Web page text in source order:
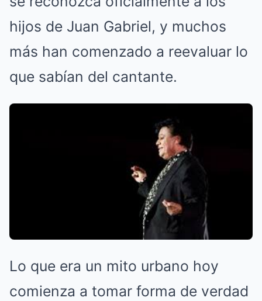
hijos de Juan Gabriel, y muchos
más han comenzado a reevaluar lo
que sabían del cantante.
Lo que era un mito urbano hoy
comienza a tomar forma de verdad